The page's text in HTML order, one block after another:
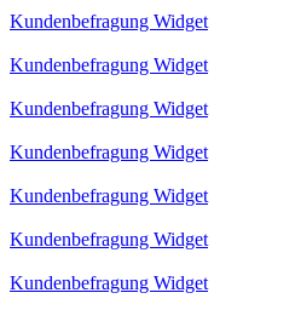
Kundenbefragung Widget
Kundenbefragung Widget
Kundenbefragung Widget
Kundenbefragung Widget
Kundenbefragung Widget
Kundenbefragung Widget
Kundenbefragung Widget